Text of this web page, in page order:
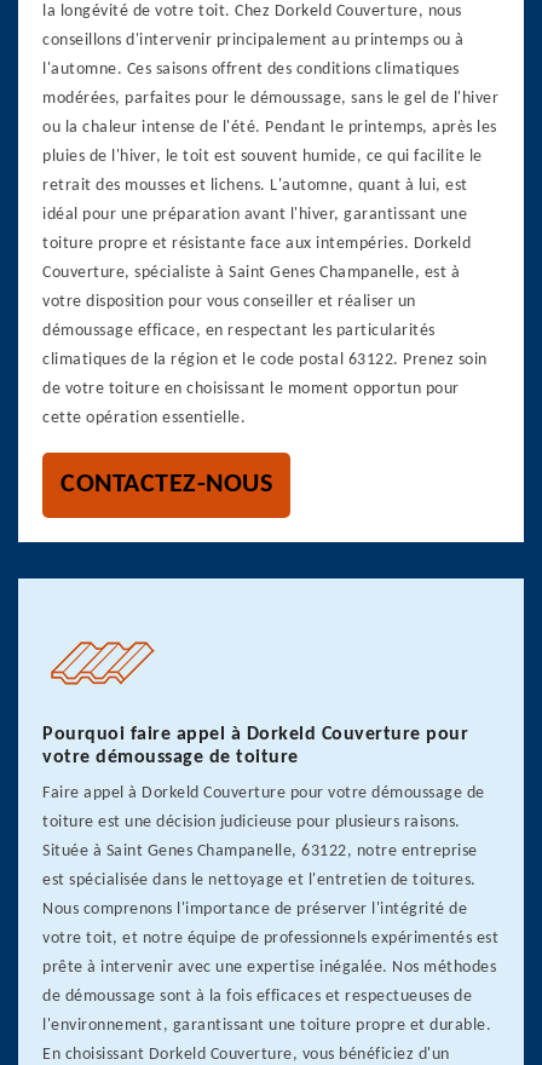
la longévité de votre toit. Chez Dorkeld Couverture, nous
conseillons d'intervenir principalement au printemps ou à
l'automne. Ces saisons offrent des conditions climatiques
modérées, parfaites pour le démoussage, sans le gel de l'hiver
ou la chaleur intense de l'été. Pendant le printemps, après les
pluies de l'hiver, le toit est souvent humide, ce qui facilite le
retrait des mousses et lichens. L'automne, quant à lui, est
idéal pour une préparation avant l'hiver, garantissant une
toiture propre et résistante face aux intempéries. Dorkeld
Couverture, spécialiste à Saint Genes Champanelle, est à
votre disposition pour vous conseiller et réaliser un
démoussage efficace, en respectant les particularités
climatiques de la région et le code postal 63122. Prenez soin
de votre toiture en choisissant le moment opportun pour
cette opération essentielle.
CONTACTEZ-NOUS
Pourquoi faire appel à Dorkeld Couverture pour
votre démoussage de toiture
Faire appel à Dorkeld Couverture pour votre démoussage de
toiture est une décision judicieuse pour plusieurs raisons.
Située à Saint Genes Champanelle, 63122, notre entreprise
est spécialisée dans le nettoyage et l'entretien de toitures.
Nous comprenons l'importance de préserver l'intégrité de
votre toit, et notre équipe de professionnels expérimentés est
prête à intervenir avec une expertise inégalée. Nos méthodes
de démoussage sont à la fois efficaces et respectueuses de
l'environnement, garantissant une toiture propre et durable.
En choisissant Dorkeld Couverture, vous bénéficiez d'un